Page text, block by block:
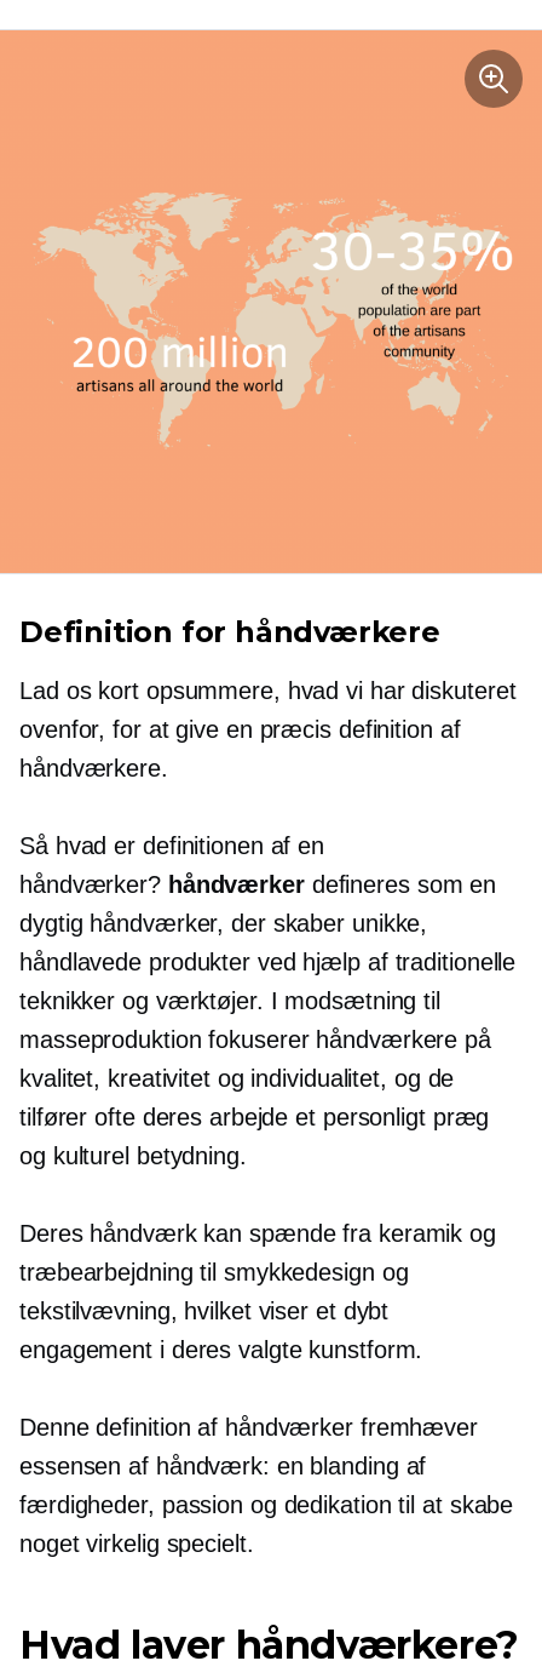
Definition for håndværkere
Lad os kort opsummere, hvad vi har diskuteret
ovenfor, for at give en præcis definition af
håndværkere.
Så hvad er definitionen af ​​en
håndværker? håndværkerdefineres som en
dygtig håndværker, der skaber unikke,
håndlavede produkter ved hjælp af traditionelle
teknikker og værktøjer. I modsætning til
masseproduktion fokuserer håndværkere på
kvalitet, kreativitet og individualitet, og de
tilfører ofte deres arbejde et personligt præg
og kulturel betydning.
Deres håndværk kan spænde fra keramik og
træbearbejdning til smykkedesign og
tekstilvævning, hvilket viser et dybt
engagement i deres valgte kunstform.
Denne definition af håndværker fremhæver
essensen af ​​håndværk: en blanding af
færdigheder, passion og dedikation til at skabe
noget virkelig specielt.
Hvad laver håndværkere?